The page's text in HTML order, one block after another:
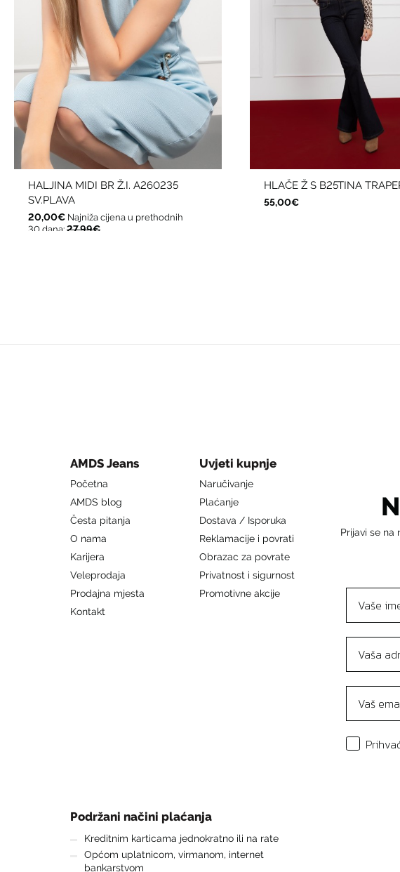
HALJINA MIDI BR Ž.I. A260235
SV.PLAVA
20,00€ Najniža cijena u prethodnih
30 dana: 27,99€
HLAČE Ž S B25TINA
55,00€
AMDS Jeans
Početna
AMDS blog
Česta pitanja
O nama
Karijera
Veleprodaja
Prodajna mjesta
Kontakt
Uvjeti kupnje
Naručivanje
Plaćanje
Dostava / Isporuka
Reklamacije i povrati
Obrazac za povrate
Privatnost i sigurnost
Promotivne akcije
Prijavi se na
Podržani načini plaćanja
Kreditnim karticama jednokratno ili na rate
Općom uplatnicom, virmanom, internet
bankarstvom